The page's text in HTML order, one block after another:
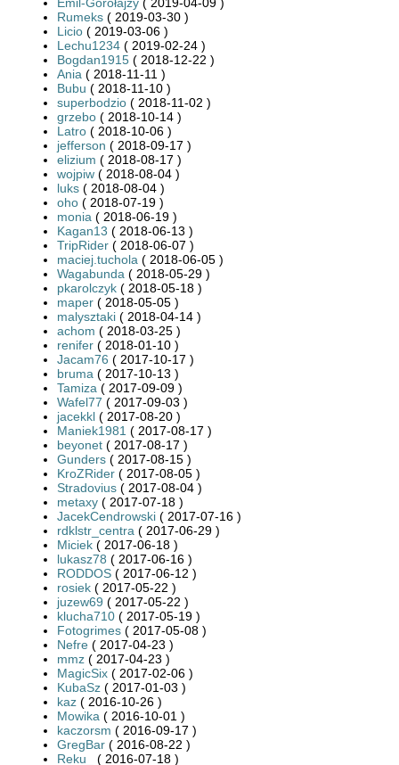
Rumeks ( 2019-03-30 )
Licio ( 2019-03-06 )
Lechu1234 ( 2019-02-24 )
Bogdan1915 ( 2018-12-22 )
Ania ( 2018-11-11 )
Bubu ( 2018-11-10 )
superbodzio ( 2018-11-02 )
grzebo ( 2018-10-14 )
Latro ( 2018-10-06 )
jefferson ( 2018-09-17 )
elizium ( 2018-08-17 )
wojpiw ( 2018-08-04 )
luks ( 2018-08-04 )
oho ( 2018-07-19 )
monia ( 2018-06-19 )
Kagan13 ( 2018-06-13 )
TripRider ( 2018-06-07 )
maciej.tuchola ( 2018-06-05 )
Wagabunda ( 2018-05-29 )
pkarolczyk ( 2018-05-18 )
maper ( 2018-05-05 )
malysztaki ( 2018-04-14 )
achom ( 2018-03-25 )
renifer ( 2018-01-10 )
Jacam76 ( 2017-10-17 )
bruma ( 2017-10-13 )
Tamiza ( 2017-09-09 )
Wafel77 ( 2017-09-03 )
jacekkl ( 2017-08-20 )
Maniek1981 ( 2017-08-17 )
beyonet ( 2017-08-17 )
Gunders ( 2017-08-15 )
KroZRider ( 2017-08-05 )
Stradovius ( 2017-08-04 )
metaxy ( 2017-07-18 )
JacekCendrowski ( 2017-07-16 )
rdklstr_centra ( 2017-06-29 )
Miciek ( 2017-06-18 )
lukasz78 ( 2017-06-16 )
RODDOS ( 2017-06-12 )
rosiek ( 2017-05-22 )
juzew69 ( 2017-05-22 )
klucha710 ( 2017-05-19 )
Fotogrimes ( 2017-05-08 )
Nefre ( 2017-04-23 )
mmz ( 2017-04-23 )
MagicSix ( 2017-02-06 )
KubaSz ( 2017-01-03 )
kaz ( 2016-10-26 )
Mowika ( 2016-10-01 )
kaczorsm ( 2016-09-17 )
GregBar ( 2016-08-22 )
Reku_
( 2016-07-18 )